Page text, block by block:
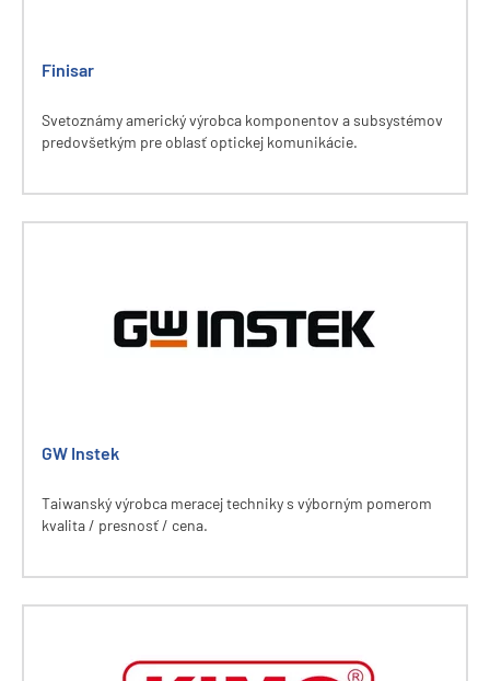
Finisar
Svetoznámy americký výrobca komponentov a subsystémov
predovšetkým pre oblasť optickej komunikácie.
GW Instek
Taiwanský výrobca meracej techniky s výborným pomerom
kvalita / presnosť / cena.